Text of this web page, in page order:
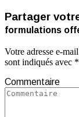
Partager
formulations
Votre adresse e-
sont indiqués avec *
Commentaire